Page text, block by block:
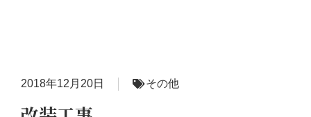
2018年12月20日 その他